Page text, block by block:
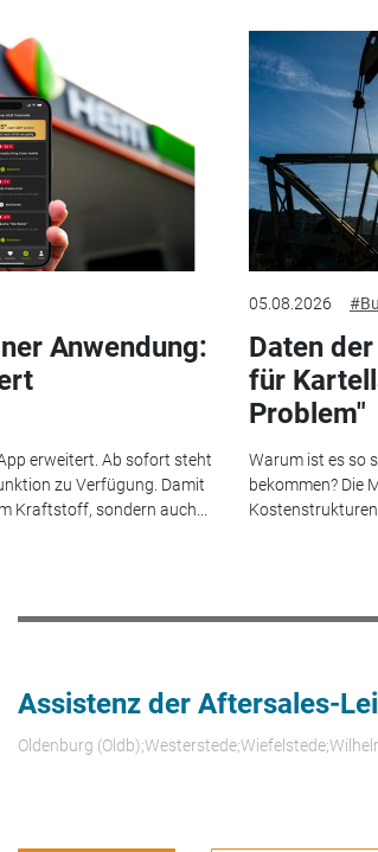
Anwendung:
erweitert. Ab sofort steht
zu Verfügung. Damit
Kraftstoff, sondern auch...
05.08.2026
Daten
für
Problem"
Warum ist es so
bekommen? Die
Assistenz der Aftersales-
Oldenburg